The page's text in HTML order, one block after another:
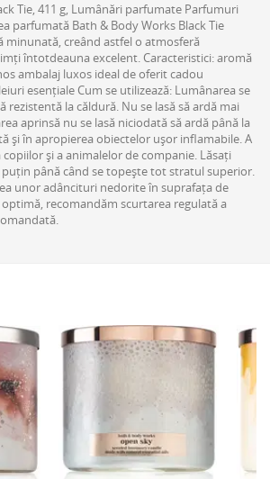
Tie, 411 g, Lumânări parfumate Parfumuri
parfumată Bath & Body Works Black Tie
minunată, creând astfel o atmosferă
întotdeauna excelent. Caracteristici: aromă
ambalaj luxos ideal de oferit cadou
esențiale Cum se utilizează: Lumânarea se
rezistentă la căldură. Nu se lasă să ardă mai
aprinsă nu se lasă niciodată să ardă până la
și în apropierea obiectelor ușor inflamabile. A
copiilor și a animalelor de companie. Lăsați
puțin până când se topește tot stratul superior.
unor adâncituri nedorite în suprafața de
recomandăm scurtarea regulată a